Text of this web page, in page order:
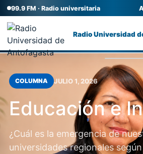
99.9 FM · Radio universitaria
Radio Universidad
COLUMNA JULIO 1, 2026
Educación e
¿Cuál es la emergencia de
universidades regionales según